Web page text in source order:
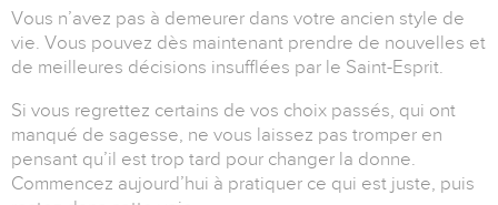
Vous n’avez pas à demeurer dans votre ancien style de
vie. Vous pouvez dès maintenant prendre de nouvelles et
de meilleures décisions insufflées par le Saint-Esprit.
Si vous regrettez certains de vos choix passés, qui ont
manqué de sagesse, ne vous laissez pas tromper en
pensant qu’il est trop tard pour changer la donne.
Commencez aujourd’hui à pratiquer ce qui est juste, puis